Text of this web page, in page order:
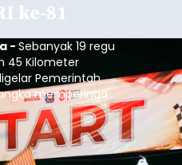
ke-81
- Sebanyak 19 regu
45 Kilometer
Pemerintah
memperingati
Indonesia.
Sepak Bola
(8/8/2026) malam.